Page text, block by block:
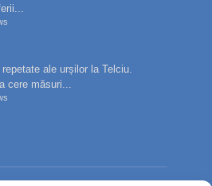
ale urșilor la Telciu.
cere măsuri...